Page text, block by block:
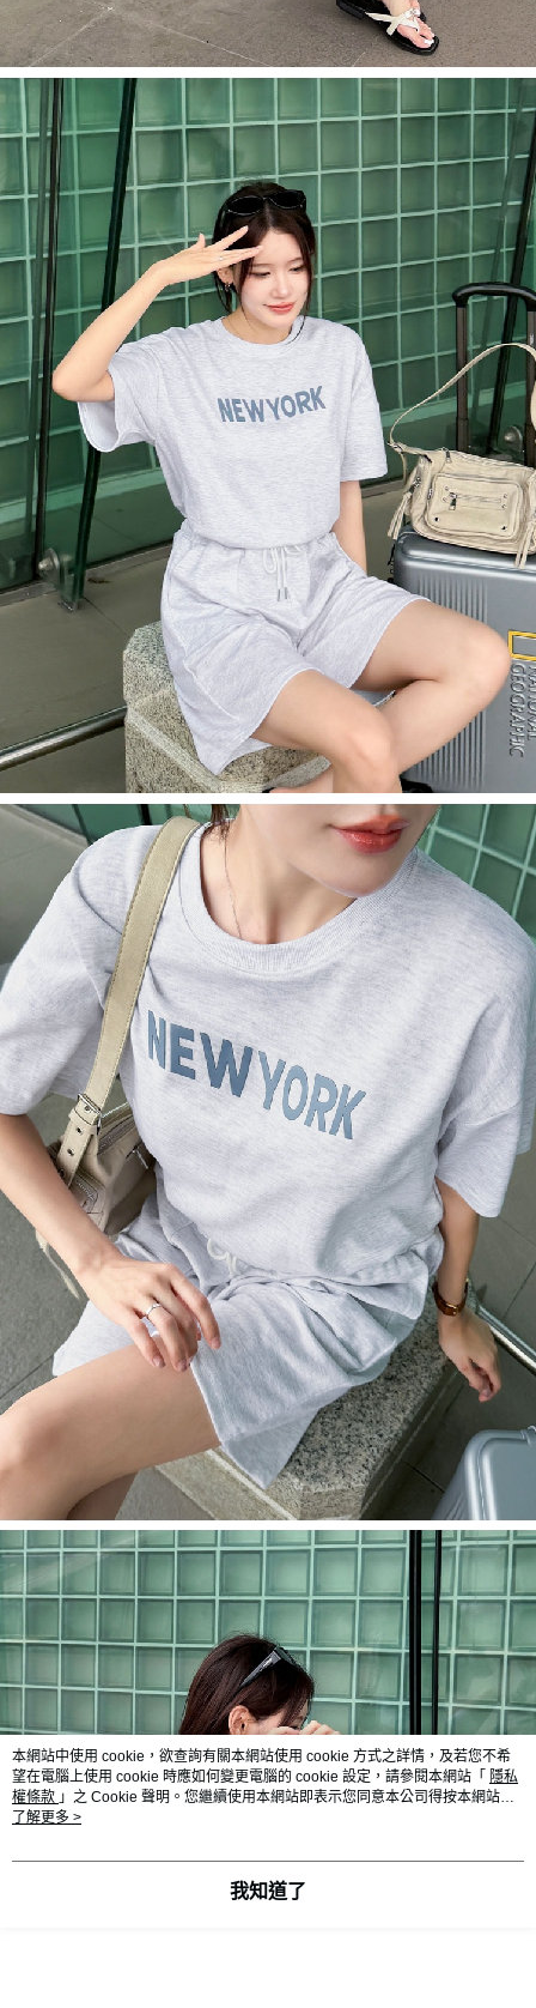
本網站中使用 cookie，欲查詢有關本網站使用 cookie 方式之詳情，及若您不希
望在電腦上使用 cookie 時應如何變更電腦的 cookie 設定，請參閱本網站「 隱私
權條款 」之 Cookie 聲明。您繼續使用本網站即表示您同意本公司得按本網站使
用條款之 Cookie 聲明使用 cookie。
了解更多 >
我知道了